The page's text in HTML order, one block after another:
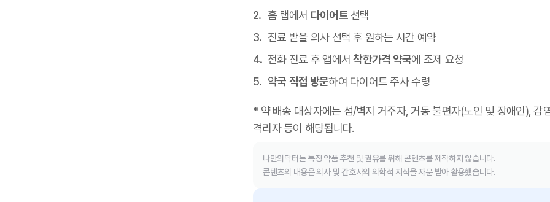
홈 탭에서 다이어트선택
진료 받을 의사 선택 후 원하는 시간 예약
전화 진료 후 앱에서착한가격 약국에 조제 요청
약국 직접 방문하여 다이어트 주사 수령
* 약 배송 대상자에는 섬/벽지 거주자, 거동 불편자(노인 및 장애인), 감
격리자 등이 해당됩니다.
나만의닥터는 특정 약품 추천 및 권유를 위해 콘텐츠를 제작하지 않습니다.
콘텐츠의 내용은 의사 및 간호사의 의학적 지식을 자문 받아 활용했습니다.